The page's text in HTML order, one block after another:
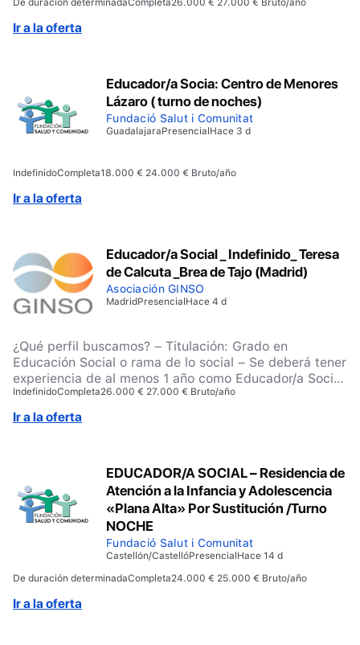
en Centros de Menores. – Disponibilidad para
incorporación inmediata. – Disponer de carnet de
conducir y vehículo para acceder al Centro Educativo
de justicia. – Será valorable la experiencia en
intervención socioeducativa en centros de medidas
judiciales.
Ir a la oferta
Educador/a Socia: Centro de Menores
Lázaro ( turno de noches)
Fundació Salut i Comunitat
GuadalajaraPresencialHace 3 d
IndefinidoCompleta18.000 € 24.000 € Bruto/año
Ir a la oferta
Educador/a Social _ Indefinido_ Teresa
de Calcuta _Brea de Tajo (Madrid)
Asociación GINSO
MadridPresencialHace 4 d
¿Qué perfil buscamos? – Titulación: Grado en
Educación Social o rama de lo social – Se deberá tener
experiencia de al menos 1 año como Educador/a Social
en Centros de Menores. – Disponibilidad para
incorporación inmediata. – Disponer de carnet de
conducir y vehículo para acceder al Centro Educativo
de justicia. – Será valorable la experiencia en
intervención socioeducativa en centros de medidas
judiciales.
IndefinidoCompleta26.000 € 27.000 € Bruto/año
Ir a la oferta
EDUCADOR/A SOCIAL – Residencia de
Atención a la Infancia y Adolescencia
«Plana Alta» Por Sustitución /Turno
NOCHE
Fundació Salut i Comunitat
Castellón/CastellóPresencialHace 14 d
De duración determinadaCompleta24.000 € 25.000 € Bruto/año
Ir a la oferta